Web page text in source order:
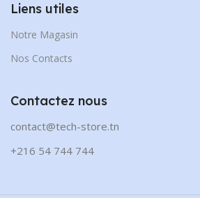
Liens utiles
Notre Magasin
Nos Contacts
Contactez nous
contact@tech-store.tn
+216 54 744 744